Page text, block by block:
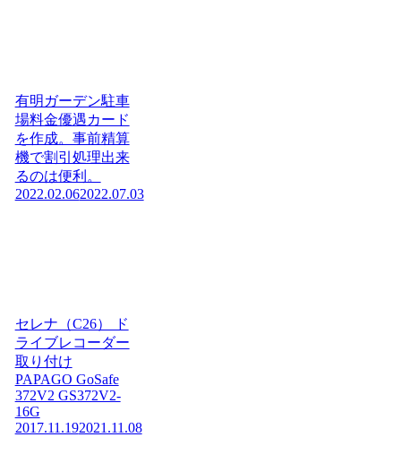
有明ガーデン駐車
場料金優遇カード
を作成。事前精算
機で割引処理出来
るのは便利。
2022.02.062022.07.03
セレナ（C26） ド
ライブレコーダー
取り付け
PAPAGO GoSafe
372V2 GS372V2-
16G
2017.11.192021.11.08